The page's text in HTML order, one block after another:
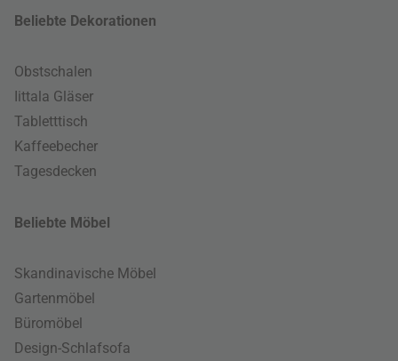
Beliebte Dekorationen
Obstschalen
Iittala Gläser
Tabletttisch
Kaffeebecher
Tagesdecken
Beliebte Möbel
Skandinavische Möbel
Gartenmöbel
Büromöbel
Design-Schlafsofa